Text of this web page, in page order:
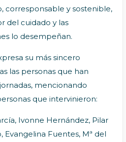
corresponsable y sostenible,
del cuidado y las
lo desempeñan.
su más sincero
las personas que han
mencionando
que intervinieron:
Ivonne Hernández, Pilar
Evangelina Fuentes, Mª del